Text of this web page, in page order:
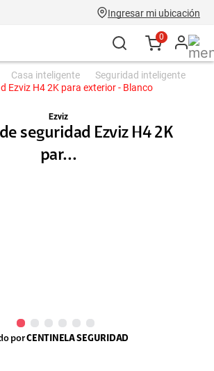
Ingresar mi ubicación
0
casa inteligente
seguridad inteligente
Ezviz H4 2K para exterior - Blanco
Ezviz
seguridad Ezviz H4 2K
par...
porCENTINELA SEGURIDAD